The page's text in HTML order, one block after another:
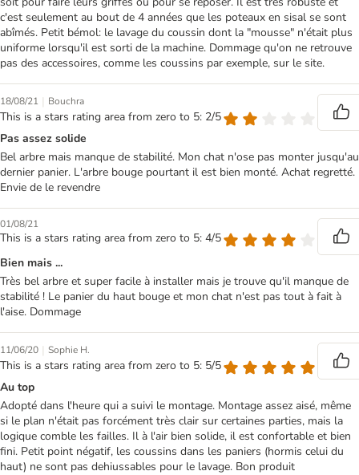
c'est seulement au bout de 4 années que les poteaux en sisal se sont
abîmés. Petit bémol: le lavage du coussin dont la "mousse" n'était plus
uniforme lorsqu'il est sorti de la machine. Dommage qu'on ne retrouve
pas des accessoires, comme les coussins par exemple, sur le site.
18/08/21 | Bouchra
This is a stars rating area from zero to 5: 2/5
Pas assez solide
Bel arbre mais manque de stabilité. Mon chat n'ose pas monter jusqu'au
dernier panier. L'arbre bouge pourtant il est bien monté. Achat regretté.
Envie de le revendre
01/08/21
This is a stars rating area from zero to 5: 4/5
Bien mais ...
Très bel arbre et super facile à installer mais je trouve qu'il manque de
stabilité ! Le panier du haut bouge et mon chat n'est pas tout à fait à
l'aise. Dommage
11/06/20 | Sophie H.
This is a stars rating area from zero to 5: 5/5
Au top
Adopté dans l'heure qui a suivi le montage. Montage assez aisé, même
si le plan n'était pas forcément très clair sur certaines parties, mais la
logique comble les failles. Il à l'air bien solide, il est confortable et bien
fini. Petit point négatif, les coussins dans les paniers (hormis celui du
haut) ne sont pas dehiussables pour le lavage. Bon produit